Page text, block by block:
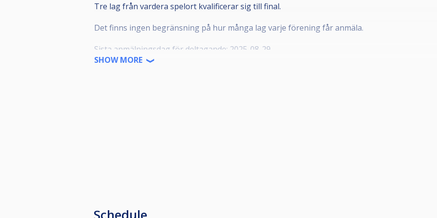
Tre lag från vardera spelort kvalificerar sig till final.
Det finns ingen begränsning på hur många lag varje förening får anmäla.
Sista anmälningsdag för deltagande: 2025-08-29.
syftning av spelaren. Spelarna i respektive lag rankas 1 till 4. Lagens ettor möter varandra,
SHOW MORE